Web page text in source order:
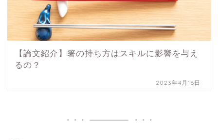
【論文紹介】箸の持ち方はスキルに影響を与え
るの？
2023年4月16日